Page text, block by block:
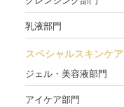
乳液部門
スペシャルスキンケア
ジェル・美容液部門
アイケア部門